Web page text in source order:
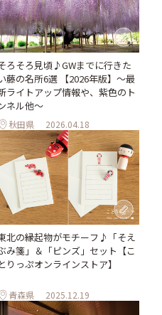
ろそろ見頃♪GWまでに行きた
藤の名所6選 【2026年版】～最
ライトアップ情報や、紫色のト
ネル他～
秋田県 2026.04.18
北の縁起物がモチーフ♪「そえ
み箋」＆「ピンズ」セット【こ
とりっぷオンラインストア】
青森県 2025.12.19